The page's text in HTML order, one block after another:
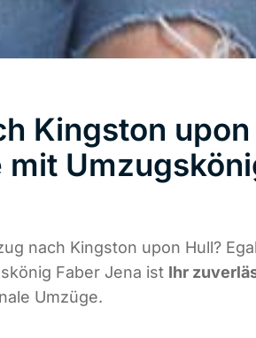
Kingston upon
mit
nach Kingston upon Hull?
Faber Jena ist Ihr
Umzüge.